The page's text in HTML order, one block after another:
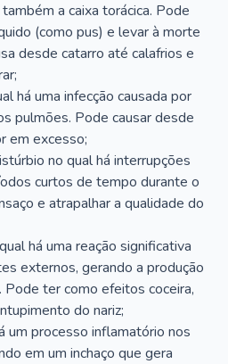
a caixa torácica. Pode
(como pus) e levar à morte
desde catarro até calafrios e
há uma infecção causada por
pulmões. Pode causar desde
em excesso;
no qual há interrupções
curtos de tempo durante o
e atrapalhar a qualidade do
há uma reação significativa
externos, gerando a produção
Pode ter como efeitos coceira,
do nariz;
um processo inflamatório nos
em um inchaço que gera